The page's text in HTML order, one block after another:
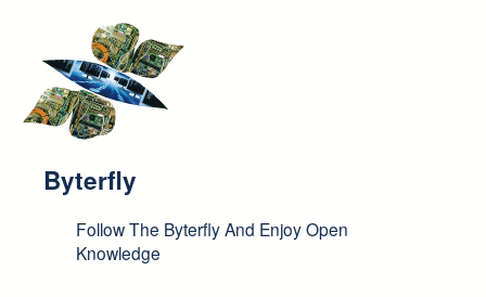
Byterfly
Follow The Byterfly And Enjoy Open
Knowledge